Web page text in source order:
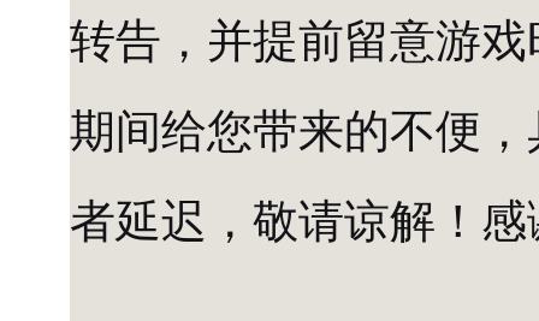
转告，并提前留意游
期间给您带来的不便
者延迟，敬请谅解！